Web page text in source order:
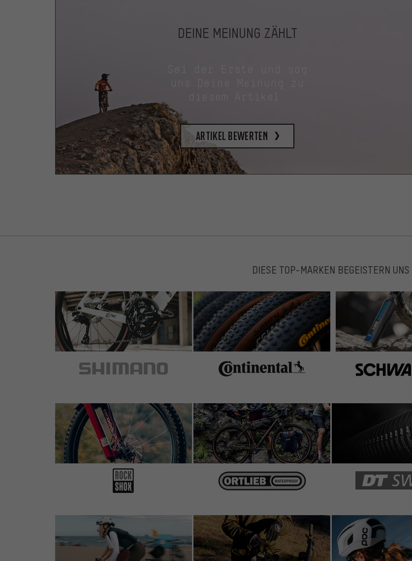
DEINE MEINUNG ZÄHLT
diesem Artikel.
Artikel bewerten
DIESE TOP-MARKEN BEGEISTERN UNS